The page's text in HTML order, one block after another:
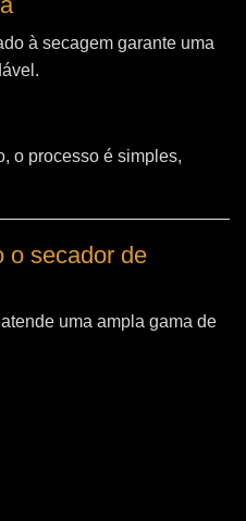
à secagem garante uma
o processo é simples,
o secador de
uma ampla gama de